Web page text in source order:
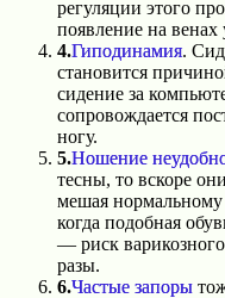
регуляции этого
появление на венах
4.Гиподинамия.
становится
сидение за
сопровождается
ногу.
5.Ношение
тесны, то вскоре
мешая
когда подобная
— риск
разы.
6.Частые запоры